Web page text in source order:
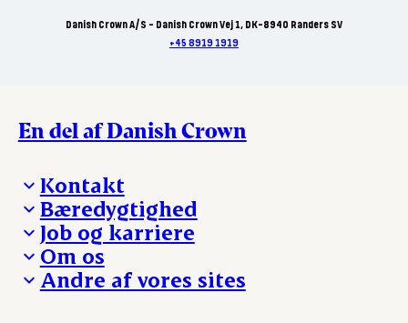
Danish Crown A/S - Danish Crown Vej 1, DK-8940 Randers SV
+45 8919 1919
En del af Danish Crown
Kontakt
Besøg Danish Crown
Presse og nyheder
Reklamationer
Whistleblower
Øvrige henvendelser
Bæredygtighed
Fra jord til bord
Hverdagen
Ansvarlighed og nøgletal
Job og karriere
Arbejd med os
Ledige stillinger
Om os
Hvem er vi
Andre af vores sites